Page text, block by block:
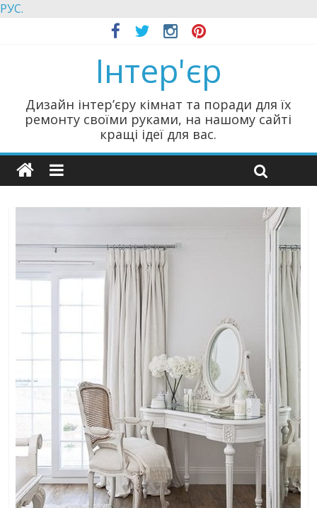
РУС.
Інтер'єр
Дизайн інтер’єру кімнат та поради для їх
ремонту своїми руками, на нашому сайті
кращі ідеї для вас.